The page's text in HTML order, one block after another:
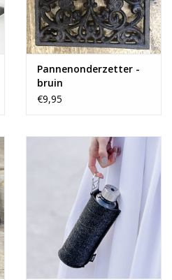
Pannenonderzetter -
bruin
€9,95